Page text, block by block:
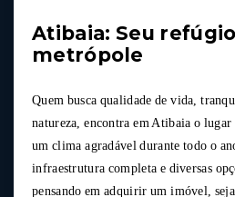
Atibaia: Seu
metrópole
Quem busca qualidade de vida,
natureza, encontra em Atibaia o
um clima agradável durante todo o
infraestrutura completa e diversas
pensando em adquirir um imóvel,